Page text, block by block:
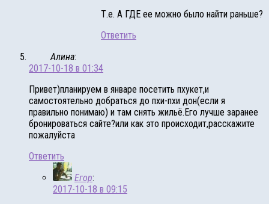
Т.е. А ГДЕ ее можно было найти раньше?
Ответить
Алина:
2017-10-18 в 01:34
Привет)планируем в январе посетить пхукет,и
самостоятельно добраться до пхи-пхи дон(если я
правильно понимаю) и там снять жильё.Его лучше заранее
бронироваться сайте?или как это происходит,расскажите
пожалуйста
Ответить
Егор:
2017-10-18 в 09:15